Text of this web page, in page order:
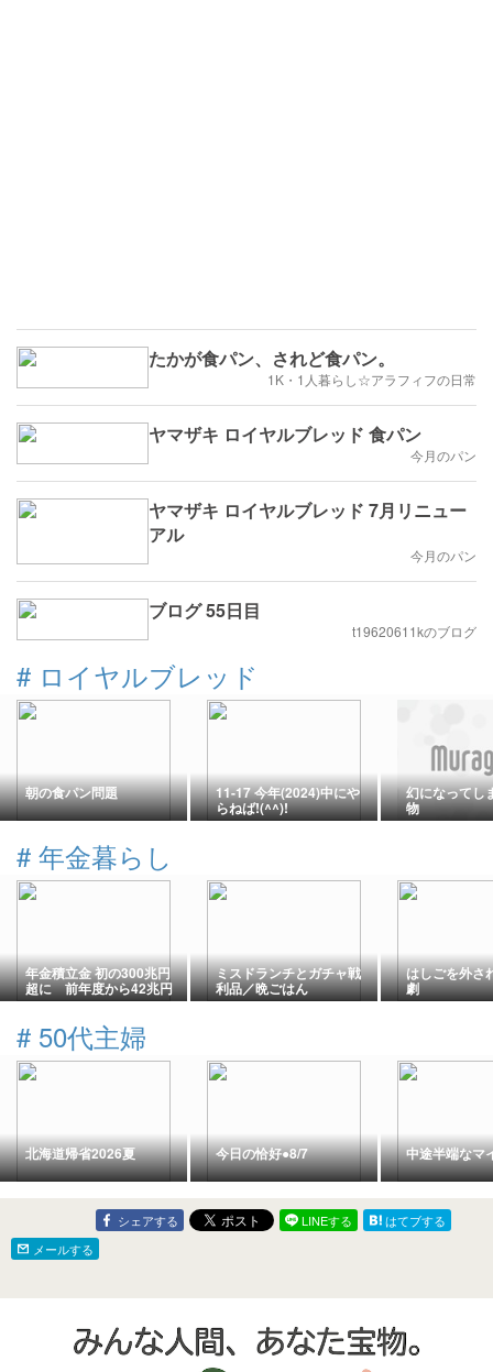
たかが食パン、されど食パン。
1K・1人暮らし☆アラフィフの日常
ヤマザキ ロイヤルブレッド 食パン
今月のパン
ヤマザキ ロイヤルブレッド 7月リニュー
アル
今月のパン
ブログ 55日目
t19620611kのブログ
# ロイヤルブレッド
朝の食パン問題 11-17 今年(2024)中にや
らねば!(^^)!
幻になってし
物
# 年金暮らし
年金積立金 初の300兆円
超に 前年度から42兆円
以上増加
ミスドランチとガチャ戦
利品／晩ごはん
はしごを外さ
劇
# 50代主婦
北海道帰省2026夏 今日の恰好●8/7 中途半端なマ
シェアする LINEする
はてブする
メールする